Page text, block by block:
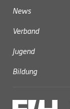
News
Verband
Jugend
Bildung